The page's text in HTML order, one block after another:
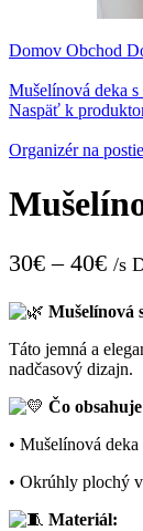
Domov Obchod
Mušelínová deka
Naspäť k
Organizér na
30€ – 40€ /s
Mušelínová
Táto jemná a
nadčasový dizajn.
Čo
• Mušelínová
• Okrúhly plochý
Materiál: